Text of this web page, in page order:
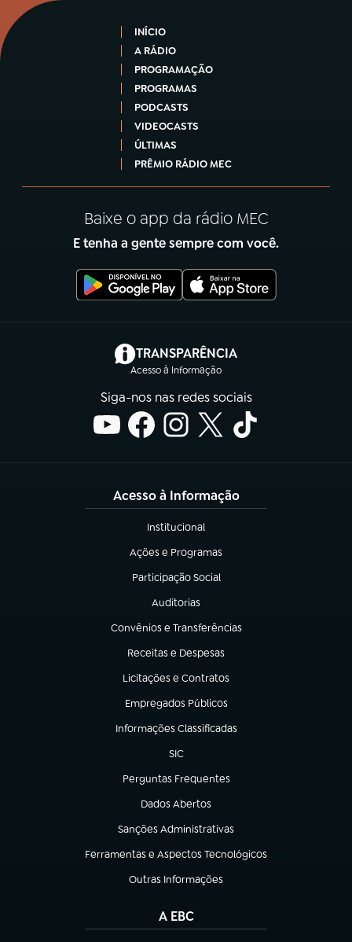
INÍCIO
A RÁDIO
PROGRAMAÇÃO
PROGRAMAS
PODCASTS
VIDEOCASTS
ÚLTIMAS
PRÊMIO RÁDIO MEC
Baixe o app da rádio MEC
E tenha a gente sempre com você.
TRANSPARÊNCIA
Acesso à Informação
(abre em nova aba)
Siga-nos nas redes sociais
Acesso à Informação
Institucional
(abre em nova aba)
Ações e Programas
(abre em nova aba)
Participação Social
(abre em nova aba)
Auditorias
(abre em nova aba)
Convênios e Transferências
(abre em nova aba)
Receitas e Despesas
(abre em nova aba)
Licitações e Contratos
(abre em nova aba)
Empregados Públicos
(abre em nova aba)
Informações Classificadas
(abre em nova aba)
SIC
(abre em nova aba)
Perguntas Frequentes
(abre em nova aba)
Dados Abertos
(abre em nova aba)
Sanções Administrativas
(abre em nova aba)
Ferramentas e Aspectos Tecnológicos
(abre em nova aba)
Outras Informações
(abre em nova aba)
A EBC